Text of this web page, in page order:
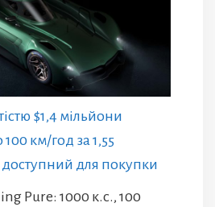
$1,4 мільйони
100 км/год за 1,55
доступний для покупки
Pure: 1000 к.с., 100